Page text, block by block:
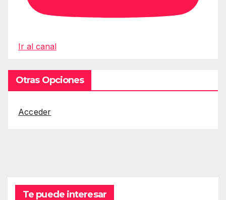
Ir al canal
Otras Opciones
Acceder
Te puede interesar